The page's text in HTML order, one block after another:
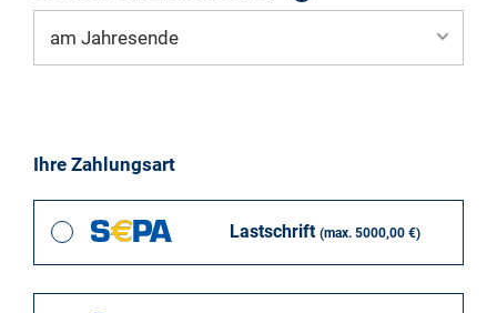
Ihre Zahlungsart
Lastschrift (max. 5000,00 €)